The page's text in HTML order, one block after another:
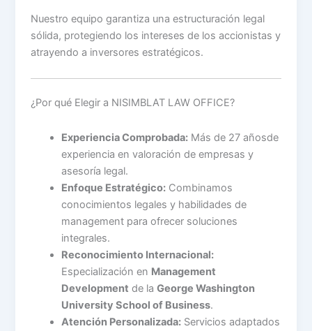
Nuestro equipo garantiza una estructuración legal
sólida, protegiendo los intereses de los accionistas y
atrayendo a inversores estratégicos.
¿Por qué Elegir a NISIMBLAT LAW OFFICE?
Experiencia Comprobada: Más de 27 añosde
experiencia en valoración de empresas y
asesoría legal.
Enfoque Estratégico: Combinamos
conocimientos legales y habilidades de
management para ofrecer soluciones
integrales.
Reconocimiento Internacional:
Especialización en Management
Development de laGeorge Washington
University School of Business.
Atención Personalizada: Servicios adaptados